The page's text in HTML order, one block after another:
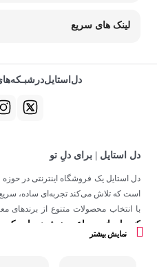
لینک های سریع
دل استایل | برای دلِ تو
دل استایل یک فروشگاه اینترنتی در حوزه
است که تلاش می‌کند تجربه‌ای ساده، سریع و
با انتخاب محصولات متنوع از برندهای
کنسول بازی ساعت هوشمند اسپیکر
در دل استایل، تمرکز ما فقط روی
نمایش بیشتر